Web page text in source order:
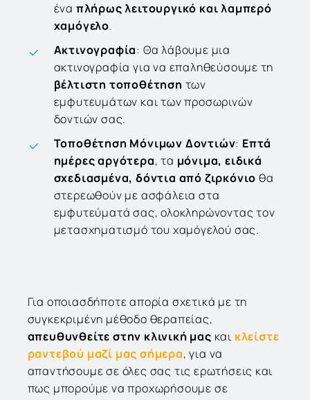
ένα πλήρως λειτουργικό και λαμπερό
χαμόγελο.
Ακτινογραφία: Θα λάβουμε μια
ακτινογραφία για να επαληθεύσουμε τη
βέλτιστη τοποθέτηση των
εμφυτευμάτων και των προσωρινών
δοντιών σας.
Τοποθέτηση Μόνιμων Δοντιών: Επτά
ημέρες αργότερα, τα μόνιμα, ειδικά
σχεδιασμένα, δόντια από ζιρκόνιο θα
στερεωθούν με ασφάλεια στα
εμφυτεύματά σας, ολοκληρώνοντας τον
μετασχηματισμό του χαμόγελού σας.
Για οποιασδήποτε απορία σχετικά με τη
συγκεκριμένη μέθοδο θεραπείας,
απευθυνθείτε στην κλινική μας και κλείστε
ραντεβού μαζί μας σήμερα, για να
απαντήσουμε σε όλες σας τις ερωτήσεις και
πως μπορούμε να προχωρήσουμε σε